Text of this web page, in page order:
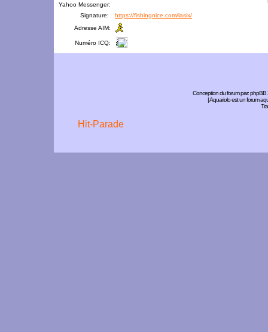
Yahoo Messenger:
Signature:
https://fishingnice.com/lasix/
Adresse AIM:
Numéro ICQ:
Conception du forum par:phpBB
| Aquariolo est un forum